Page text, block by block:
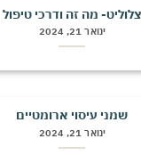
מה זה ודרכי טיפול
עיסוי ארומטיים